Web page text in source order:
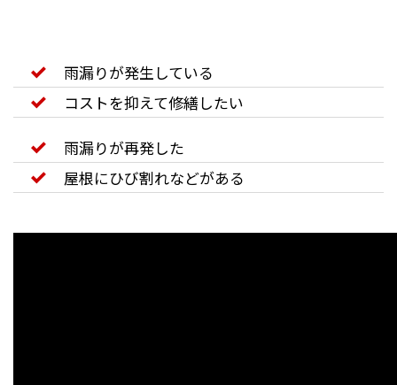
雨漏りが発生している
コストを抑えて修繕したい
雨漏りが再発した
屋根にひび割れなどがある